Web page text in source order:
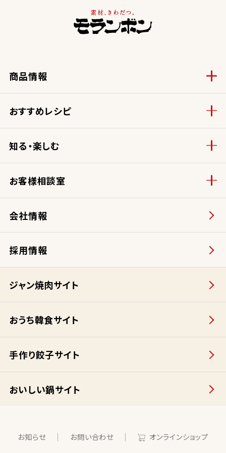
商品情報
おすすめレシピ
知る・楽しむ
お客様相談室
会社情報
採用情報
ジャン焼肉サイト
おうち韓食サイト
手作り餃子サイト
おいしい鍋サイト
お知らせ お問い合わせ オンラインショップ